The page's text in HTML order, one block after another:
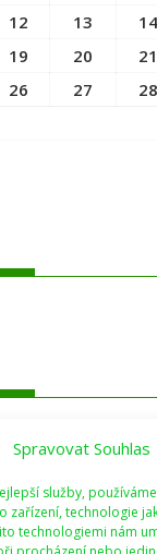
Spravovat Souhlas
služby,
zařízení, technologie
technologiemi nám
12 13 14
19 20 21
26 27 28